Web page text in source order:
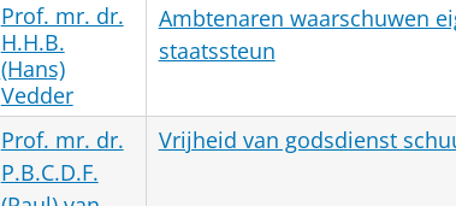
Prof. mr. dr.
H.H.B.
(Hans)
Vedder
Ambtenaren waarschuwen
staatssteun
Prof. mr. dr.
P.B.C.D.F.
Vrijheid van godsdienst